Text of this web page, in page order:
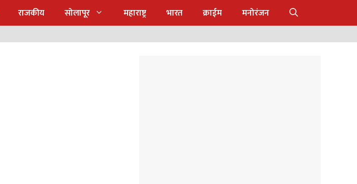
राजकीय सोलापूर महाराष्ट्र भारत क्राईम मनोरंजन